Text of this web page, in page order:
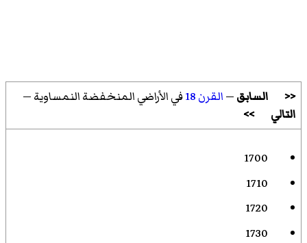
<< السابق—القرن 18
في الأراضي المنخفضة النمساوية —
التالي
>>
1700
1710
1720
1730